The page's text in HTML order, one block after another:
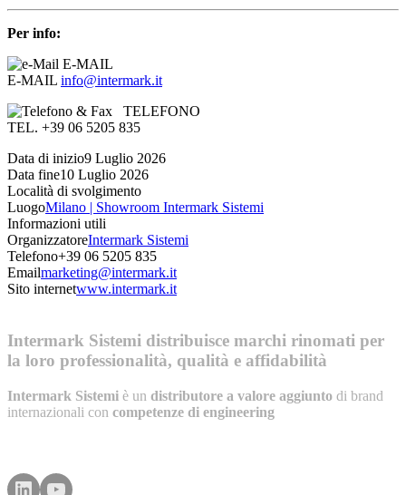
Per info:
E-MAIL
E-MAIL info@intermark.it
TELEFONO
TEL. +39 06 5205 835
Data di inizio9 Luglio 2026
Data fine10 Luglio 2026
Località di svolgimento
LuogoMilano | Showroom Intermark Sistemi
Informazioni utili
OrganizzatoreIntermark Sistemi
Telefono+39 06 5205 835
Emailmarketing@intermark.it
Sito internetwww.intermark.it
Intermark Sistemi distribuisce marchi rinomati per
la loro professionalità, qualità e affidabilità
Intermark Sistemi è un distributore a valore aggiunto di brand
internazionali con competenze di engineering